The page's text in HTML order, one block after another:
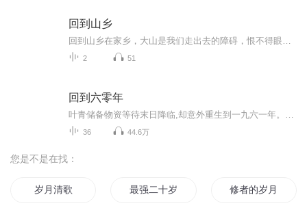
回到山乡
2 51
回到六零年
36 44.6万
您是不是在找：
岁月清歌 最强二十岁 修者的岁月